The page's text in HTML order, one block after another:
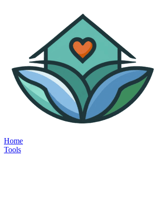
Home
Tools